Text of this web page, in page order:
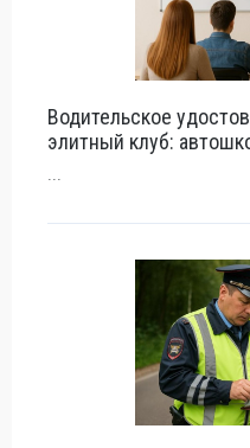
Водительское
элитный клуб:
...